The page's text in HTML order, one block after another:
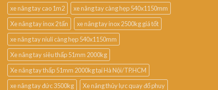
xe nâng tay cao 1m2
xe nâng tay càng hẹp 540x1150mm
Xe nâng tay inox 2 tấn
xe nâng tay inox 2500kg giá tốt
xe nâng tay niuli càng hẹp 540x1150mm
Xe nâng tay siêu thấp 51mm 2000kg
Xe nâng tay thấp 51mm 2000kg tại Hà Nội/TP.HCM
xe nâng tay đức 3500kg
Xe nâng thủy lực quay đổ phuy